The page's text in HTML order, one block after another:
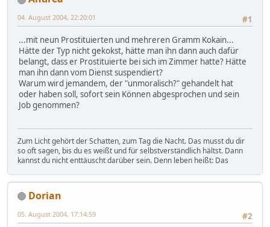
#1
04. August 2004, 22:20:01
...mit neun Prostituierten und mehreren Gramm Kokain...
Hätte der Typ nicht gekokst, hätte man ihn dann auch dafür
belangt, dass er Prostituierte bei sich im Zimmer hatte? Hätte
man ihn dann vom Dienst suspendiert?
Warum wird jemandem, der "unmoralisch?" gehandelt hat
oder haben soll, sofort sein Können abgesprochen und sein
Job genommen?
Zum Licht gehört der Schatten, zum Tag die Nacht. Das musst du dir
so oft sagen, bis du es weißt und für selbstverständlich hältst. Dann
kannst du nicht enttäuscht darüber sein. Denn leben heißt: Das
Dorian
#2
05. August 2004, 17:14:59